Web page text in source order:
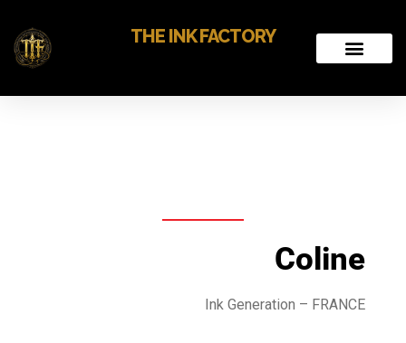
THE INK FACTORY
Coline
Ink Generation – FRANCE